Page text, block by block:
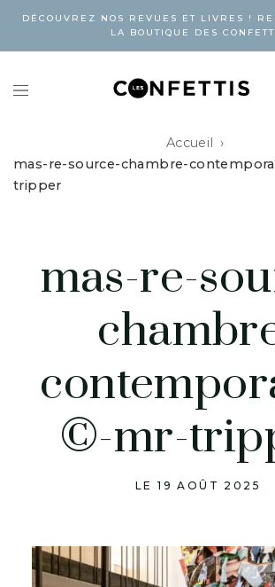
DÉCOUVREZ NOS REVUES ET LIVRES !
LA BOUTIQUE DES
Accueil
mas-re-source-chambre-
tripper
mas-re-
©-mr-
LE 19 AOÛT 2025